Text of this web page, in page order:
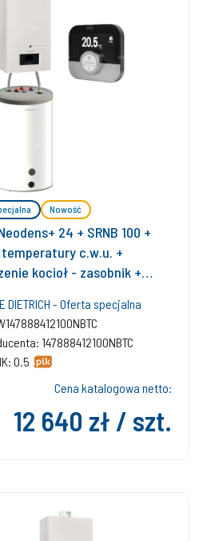
Nowość
24 + SRNB 100 +
c.w.u. +
kocioł - zasobnik +
DIETRICH - Oferta specjalna
147888412100NBTC
0.5
Cena katalogowa netto:
12 640 zł / szt.